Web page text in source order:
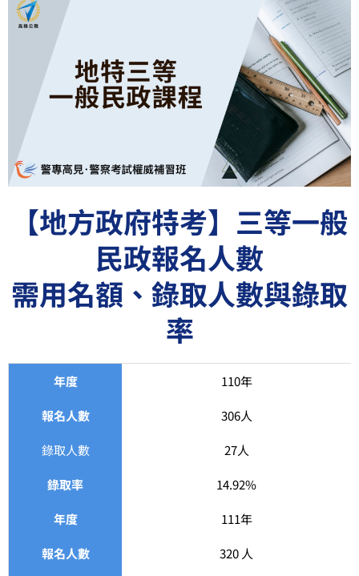
【地方政府特考】三等一般
民政報名人數
需用名額、錄取人數與錄取
率
年度 110年
報名人數 306人
錄取人數 27人
錄取率 14.92%
年度 111年
報名人數 320 人